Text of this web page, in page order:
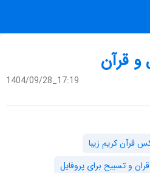
قرآن
1404/09/28_17:19
قرآن کریم زیبا
و تسبیح برای پروفایل